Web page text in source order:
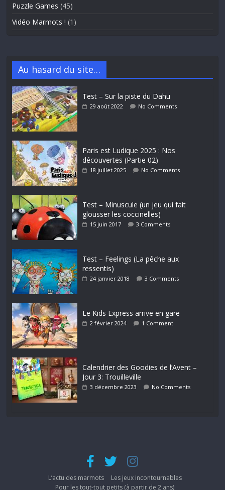
Puzzle Games (45)
Vidéo Marmots ! (1)
Au hasard du site…
Test – Sur la piste du Dahu
29 août 2022 No Comments
Paris est Ludique 2025 : Nos
découvertes (Partie 02)
18 juillet 2025 No Comments
Test – Minuscule (un jeu qui fait
glousser les coccinelles)
15 juin 2017 3 Comments
Test – Feelings (La pêche aux
ressentis)
24 janvier 2018 3 Comments
Le Kids Express arrive en gare
2 février 2024 1 Comment
Calendrier des Goodies de l’Avent –
Jour 3: Trouilleville
3 décembre 2023 No Comments
L’actu des marmots
Les jeux incontournables
Pour les tout-tout petits (à partir de 2 ans)